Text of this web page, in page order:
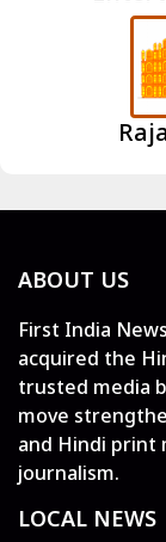
ABOUT US
First India
acquired the
trusted media
move
and Hindi print
journalism.
LOCAL NEWS